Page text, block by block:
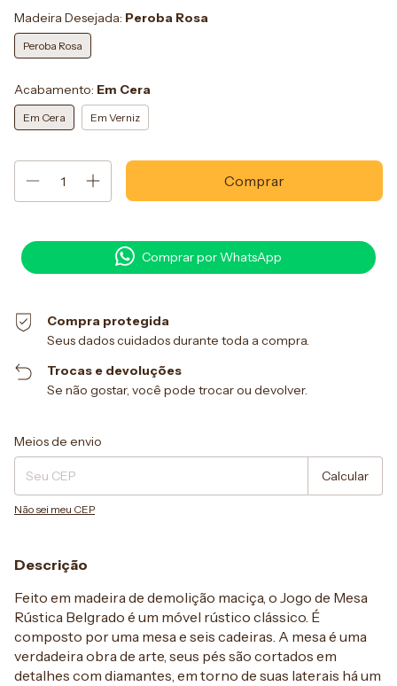
Madeira Desejada: Peroba Rosa
Peroba Rosa
Acabamento: Em Cera
Em Cera Em Verniz
Comprar por WhatsApp
Compra protegida
Seus dados cuidados durante toda a compra.
Trocas e devoluções
Se não gostar, você pode trocar ou devolver.
Entregas para o CEP:
Meios de envio
Calcular
Não sei meu CEP
Descrição
Feito em madeira de demolição maciça, o Jogo de Mesa
Rústica Belgrado é um móvel rústico clássico. É
composto por uma mesa e seis cadeiras. A mesa é uma
verdadeira obra de arte, seus pés são cortados em
detalhes com diamantes, em torno de suas laterais há um